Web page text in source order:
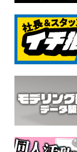
two of us
ケモノ
全年齢